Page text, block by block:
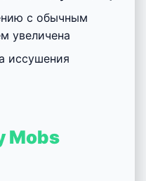
с обычным
увеличена
иссушения
Mobs